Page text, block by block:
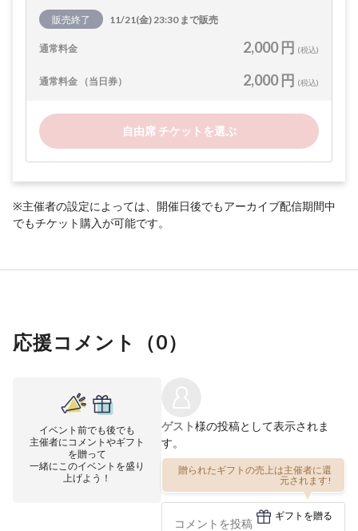
販売終了 11/21(金) 23:30 まで販売
通常料金 2,000 円 (税込)
通常料金 （当日券） 2,000 円 (税込)
自由席 チケットを選ぶ
※主催者の設定によっては、開催日後でもアーカイブ配信期間中
でもチケット購入が可能です。
応援コメント（0）
イベント前でも後でも
主催者にコメントやギフト
を贈って
一緒にこのイベントを盛り
上げよう！
ゲスト様の投稿として表示されま
す。
贈られたギフトの売上は主催者に還
元されます!
ギフトを贈る